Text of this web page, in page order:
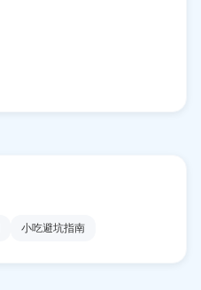
小吃避坑指南